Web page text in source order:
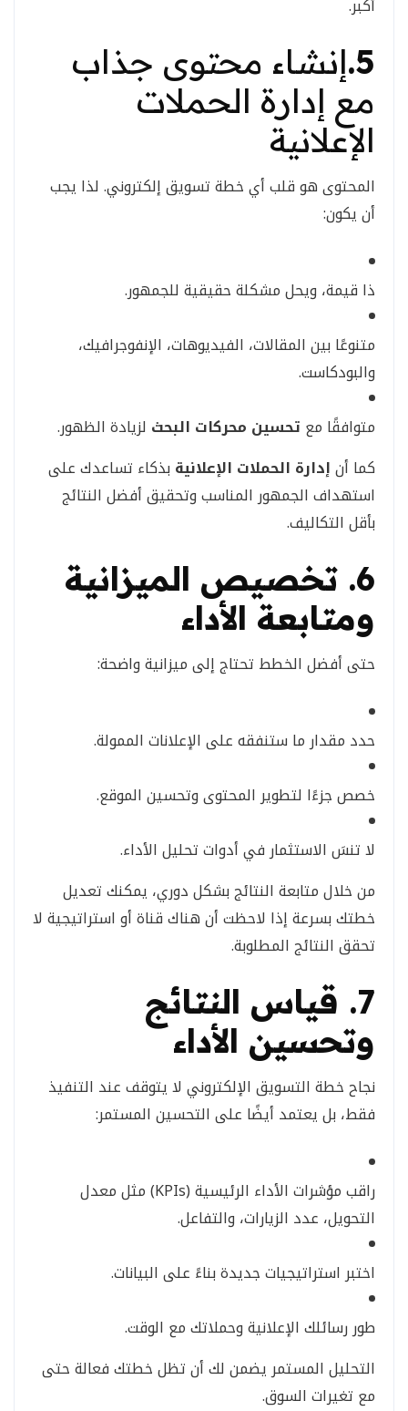
5. إنشاء محتوى جذاب
مع إدارة الحملات
الإعلانية
المحتوى هو قلب أي خطة تسويق إلكتروني. لذا يجب
أن يكون:
ذا قيمة، ويحل مشكلة حقيقية للجمهور.
متنوعًا بين المقالات، الفيديوهات، الإنفوجرافيك،
والبودكاست.
متوافقًا مع تحسين محركات البحث لزيادة الظهور.
كما أنإدارة الحملات الإعلانية بذكاء تساعدك على
استهداف الجمهور المناسب وتحقيق أفضل النتائج
بأقل التكاليف.
6. تخصيص الميزانية
ومتابعة الأداء
حتى أفضل الخطط تحتاج إلى ميزانية واضحة:
حدد مقدار ما ستنفقه على الإعلانات الممولة.
خصص جزءًا لتطوير المحتوى وتحسين الموقع.
لا تنسَ الاستثمار في أدوات تحليل الأداء.
من خلال متابعة النتائج بشكل دوري، يمكنك تعديل
خطتك بسرعة إذا لاحظت أن هناك قناة أو استراتيجية لا
تحقق النتائج المطلوبة.
7. قياس النتائج
وتحسين الأداء
نجاح خطة التسويق الإلكتروني لا يتوقف عند التنفيذ
فقط، بل يعتمد أيضًا على التحسين المستمر:
راقب مؤشرات الأداء الرئيسية (KPIs) مثل معدل
التحويل، عدد الزيارات، والتفاعل.
اختبر استراتيجيات جديدة بناءً على البيانات.
طور رسائلك الإعلانية وحملاتك مع الوقت.
التحليل المستمر يضمن لك أن تظل خطتك فعالة حتى
مع تغيرات السوق.